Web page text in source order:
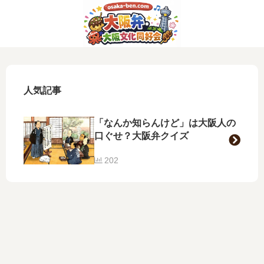
人気記事
「なんか知らんけど」は大阪人の
口ぐせ？大阪弁クイズ
202